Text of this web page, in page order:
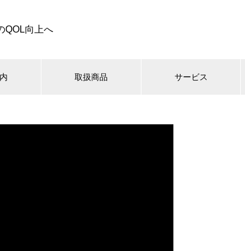
QOL向上へ
取扱商品 サービス